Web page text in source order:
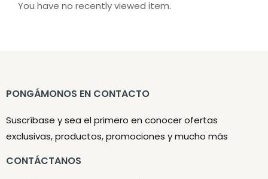
You have no recently viewed item.
PONGÁMONOS EN CONTACTO
Suscríbase y sea el primero en conocer ofertas
exclusivas, productos, promociones y mucho más
CONTÁCTANOS